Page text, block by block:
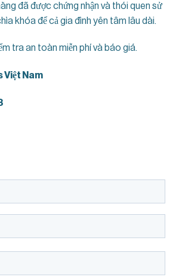
đã được chứng nhận và thói quen sử
khóa để cả gia đình yên tâm lâu dài.
tra an toàn miễn phí và báo giá.
Việt Nam